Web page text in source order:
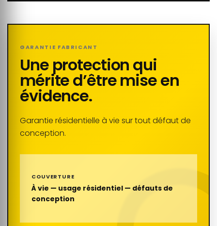
GARANTIE FABRICANT
Une protection qui
mérite d’être mise en
évidence.
Garantie résidentielle à vie sur tout défaut de
conception.
COUVERTURE
À vie — usage résidentiel — défauts de
conception